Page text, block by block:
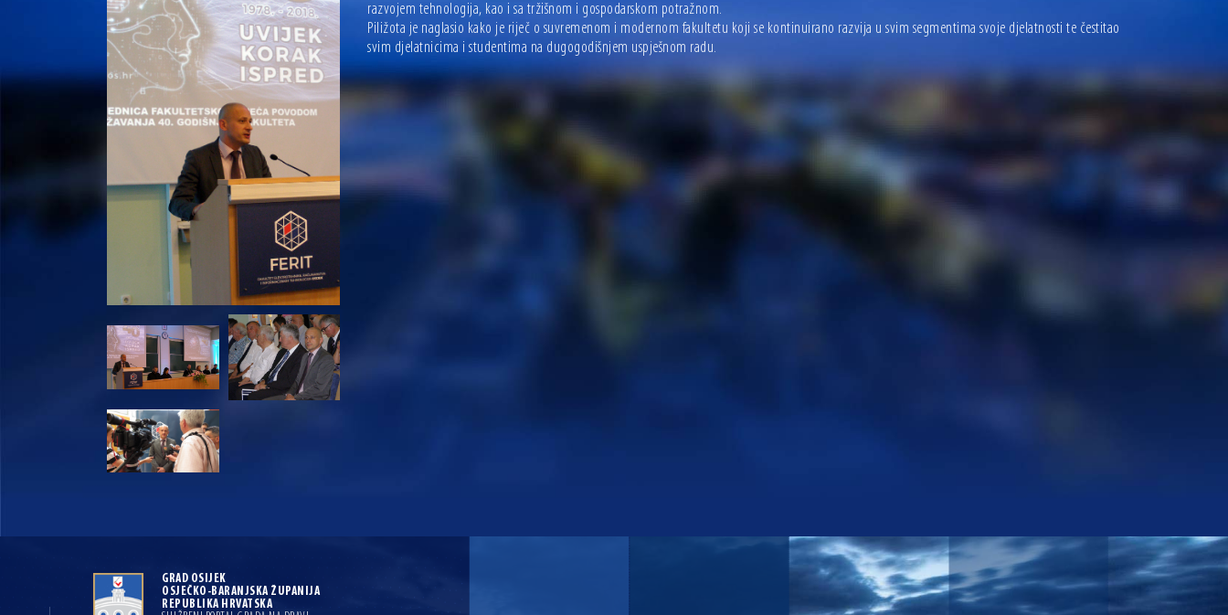
razvojem tehnologija, kao i sa tržišnom i gospodarskom potražnom.
Piližota je naglasio kako je riječ o suvremenom i modernom fakultetu koji se kontinuirano razvija u svim segmentima svoje djelatnosti te čestitao
svim djelatnicima i studentima na dugogodišnjem uspješnom radu.
GRAD OSIJEK
OSJEČKO-BARANJSKA ŽUPANIJA
REPUBLIKA HRVATSKA